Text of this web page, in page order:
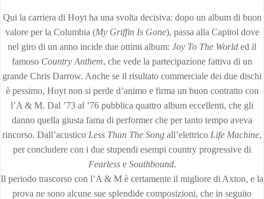
Qui la carriera di Hoyt ha una svolta decisiva: dopo un album di buon
valore per la Columbia (My Griffin Is Gone), passa alla Capitol dove
nel giro di un anno incide due ottimi album: Joy To The World ed il
famoso Country Anthem, che vede la partecipazione fattiva di un
grande Chris Darrow. Anche se il risultato commerciale dei due dischi
è pessimo, Hoyt non si perde d’animo e firma un buon contratto con
l’A & M. Dal ’73 al ’76 pubblica quattro album eccellenti, che gli
danno quella giusta fama di performer che per tanto tempo aveva
rincorso. Dall’acustico Less Than The Song all’elettrico Life Machine,
per concludere con i due stupendi esempi country progressive di
Fearlesse Southbound.
Il periodo trascorso con l’A & M è certamente il migliore di Axton, e la
prova ne sono alcune sue splendide composizioni, che in seguito